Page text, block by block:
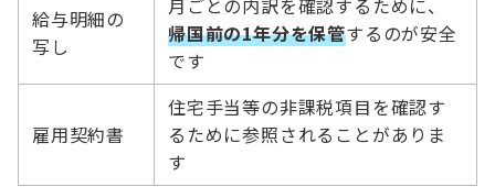
給与明細の
写し
帰国前の1年分を保管するのが安全
です
雇用契約書
住宅手当等の非課税項目を確認す
るために参照されることがありま
す